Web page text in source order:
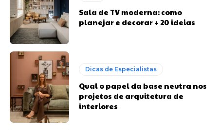
Sala de TV moderna: como
planejar e decorar + 20 ideias
Dicas de Especialistas
Qual o papel da base neutra nos
projetos de arquitetura de
interiores